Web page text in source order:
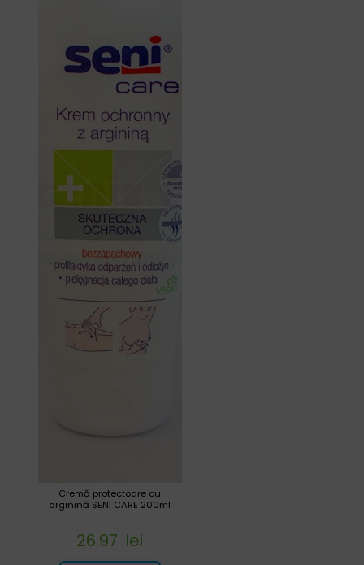
Cremă protectoare cu
arginină SENI CARE 200ml
26.97 lei